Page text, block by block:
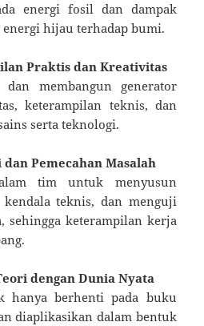
energi fosil dan dampak
hijau terhadap bumi.
Praktis dan Kreativitas
dan membangun generator
keterampilan teknis, dan
serta teknologi.
Pemecahan Masalah
tim untuk menyusun
kendala teknis, dan menguji
sehingga keterampilan kerja
dengan Dunia Nyata
hanya berhenti pada buku
diaplikasikan dalam bentuk